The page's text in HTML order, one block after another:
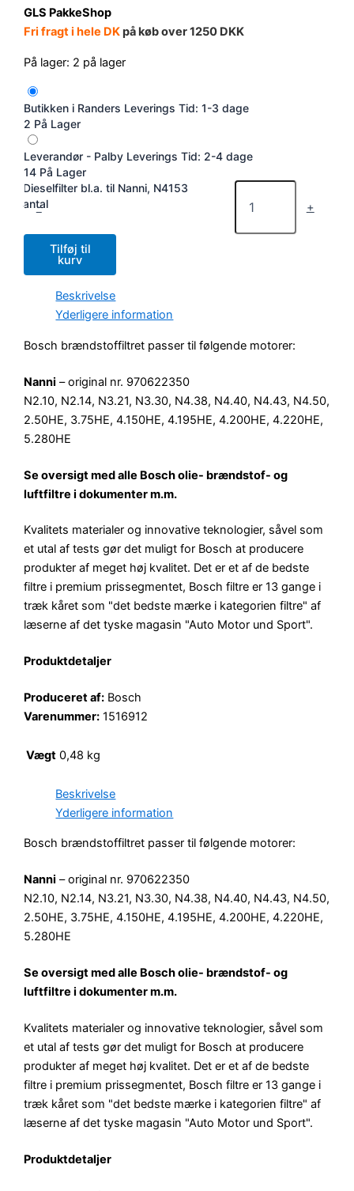
GLS PakkeShop
Fri fragt i hele DKpå køb over 1250 DKK
På lager: 2 på lager
Butikken i Randers Leverings Tid: 1-3 dage
2 På Lager
Leverandør - Palby Leverings Tid: 2-4 dage
14 På Lager
-
Dieselfilter bl.a. til Nanni, N4153
antal
+
Tilføj til
kurv
Beskrivelse
Yderligere information
Bosch brændstoffiltret passer til følgende motorer:
Nanni – original nr. 970622350
N2.10, N2.14, N3.21, N3.30, N4.38, N4.40, N4.43, N4.50,
2.50HE, 3.75HE, 4.150HE, 4.195HE, 4.200HE, 4.220HE,
5.280HE
Se oversigt med alle Bosch olie- brændstof- og
luftfiltre i dokumenter m.m.
Kvalitets materialer og innovative teknologier, såvel som
et utal af tests gør det muligt for Bosch at producere
produkter af meget høj kvalitet. Det er et af de bedste
filtre i premium prissegmentet, Bosch filtre er 13 gange i
træk kåret som "det bedste mærke i kategorien filtre" af
læserne af det tyske magasin "Auto Motor und Sport".
Produktdetaljer
Produceret af: Bosch
Varenummer: 1516912
Vægt 0,48 kg
Beskrivelse
Yderligere information
Bosch brændstoffiltret passer til følgende motorer:
Nanni – original nr. 970622350
N2.10, N2.14, N3.21, N3.30, N4.38, N4.40, N4.43, N4.50,
2.50HE, 3.75HE, 4.150HE, 4.195HE, 4.200HE, 4.220HE,
5.280HE
Se oversigt med alle Bosch olie- brændstof- og
luftfiltre i dokumenter m.m.
Kvalitets materialer og innovative teknologier, såvel som
et utal af tests gør det muligt for Bosch at producere
produkter af meget høj kvalitet. Det er et af de bedste
filtre i premium prissegmentet, Bosch filtre er 13 gange i
træk kåret som "det bedste mærke i kategorien filtre" af
læserne af det tyske magasin "Auto Motor und Sport".
Produktdetaljer